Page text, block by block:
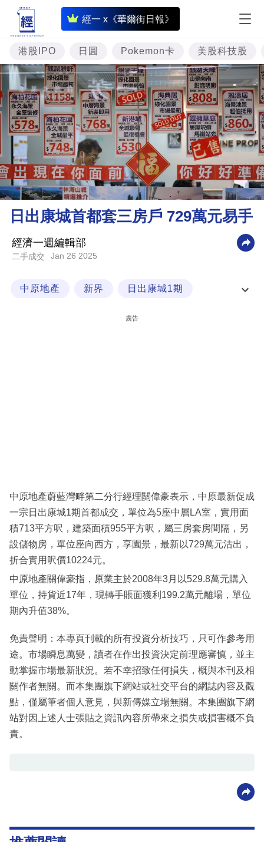
經一 x《華爾街日報》
即
時
財
經
專
題
投
資
樓
市
理
財
商
業
閱
專
區
港股IPO 日圓 Pokemon卡 美股科技股
日出康城首都套三房戶 729萬元易手
經濟一週編輯部
二手成交 Jan 26 2025
中原地產 新界 日出康城1期
廣告
中原地產蔚藍灣畔第二分行經理關偉豪表示，中原最新促成
一宗日出康城1期首都成交，單位為5座中層LA室，實用面
積713平方呎，建築面積955平方呎，屬三房套房間隔，另
設儲物房，單位座向西方，享園景，最新以729萬元沽出，
折合實用呎價10224元。
中原地產關偉豪指，原業主於2008年3月以529.8萬元購入
單位，持貨近17年，現轉手賬面獲利199.2萬元離場，單位
期內升值38%。
免責聲明：本專頁刊載的所有投資分析技巧，只可作參考用
途。市場瞬息萬變，讀者在作出投資決定前理應審慎，並主
動掌握市場最新狀況。若不幸招致任何損失，概與本刊及相
關作者無關。而本集團旗下網站或社交平台的網誌內容及觀
點，僅屬筆者個人意見，與新傳媒立場無關。本集團旗下網
站對因上述人士張貼之資訊內容所帶來之損失或損害概不負
責。